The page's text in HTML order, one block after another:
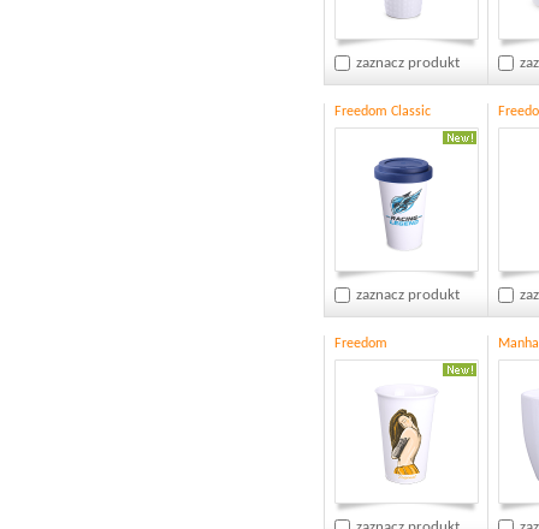
zaznacz produkt
Freedom Classic
zaznacz produkt
Freedom